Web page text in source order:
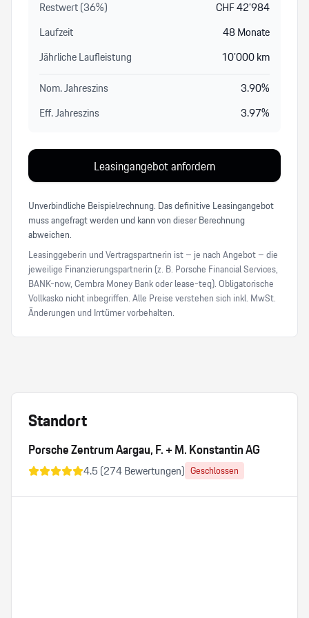
Restwert (36%) CHF42’984
Laufzeit
48Monate
Jährliche Laufleistung
10’000km
Nom. Jahreszins
3.90%
Eff. Jahreszins
3.97%
Leasingangebot anfordern
Unverbindliche Beispielrechnung. Das definitive Leasingangebot
muss angefragt werden und kann von dieser Berechnung
abweichen.
Leasinggeberin und Vertragspartnerin ist – je nach Angebot – die
jeweilige Finanzierungspartnerin (z. B. Porsche Financial Services,
BANK-now, Cembra Money Bank oder lease-teq). Obligatorische
Vollkasko nicht inbegriffen. Alle Preise verstehen sich inkl. MwSt.
Änderungen und Irrtümer vorbehalten.
Standort
Porsche Zentrum Aargau, F. + M. Konstantin AG
4.5(274Bewertungen) Geschlossen